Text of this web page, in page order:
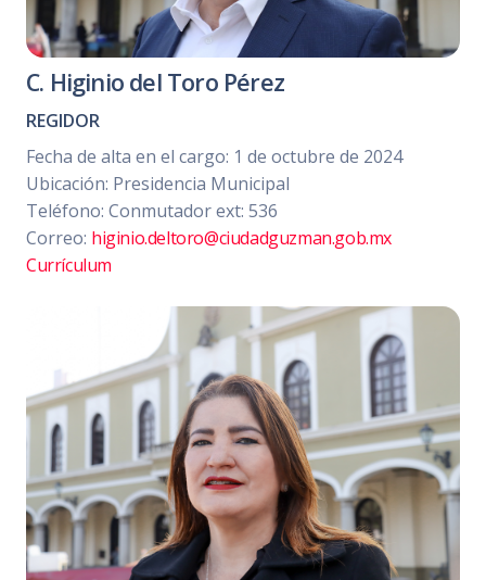
C. Higinio del Toro Pérez
REGIDOR
Fecha de alta en el cargo: 1 de octubre de 2024
Ubicación: Presidencia Municipal
Teléfono: Conmutador ext: 536
Correo: higinio.deltoro@ciudadguzman.gob.mx
Currículum